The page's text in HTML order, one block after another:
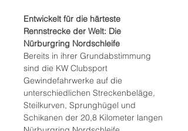
Entwickelt für die härteste
Rennstrecke der Welt: Die
Nürburgring Nordschleife
Bereits in ihrer Grundabstimmung
sind die KW Clubsport
Gewindefahrwerke auf die
unterschiedlichen Streckenbeläge,
Steilkurven, Sprunghügel und
Schikanen der 20,8 Kilometer langen